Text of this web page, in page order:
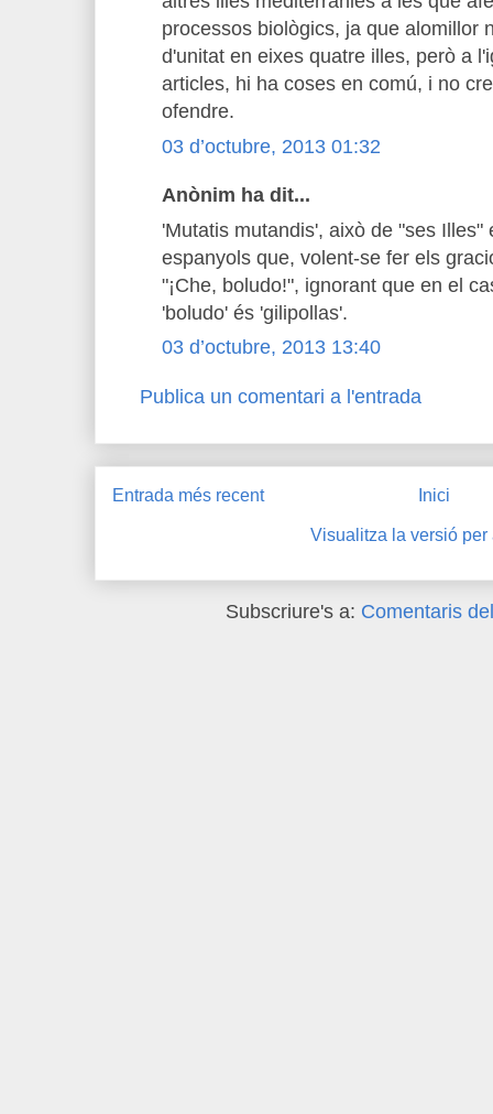
processos biològics, ja que alomillor
d'unitat en eixes quatre illes, però a
articles, hi ha coses en comú, i no
ofendre.
03 d’octubre, 2013 01:32
Anònim ha dit...
'Mutatis mutandis', això de "ses
espanyols que, volent-se fer els
"¡Che, boludo!", ignorant que en el
'boludo' és 'gilipollas'.
03 d’octubre, 2013 13:40
Publica un comentari a l'entrada
Entrada més recent Inici
Visualitza la versió per
Subscriure's a: Comentaris